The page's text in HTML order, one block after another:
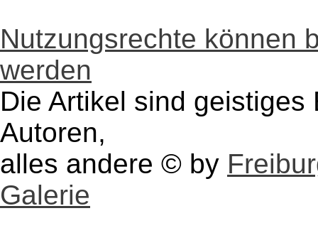
Nutzungsrechte können
werden
Die Artikel sind
Autoren,
alles andere © by
Galerie